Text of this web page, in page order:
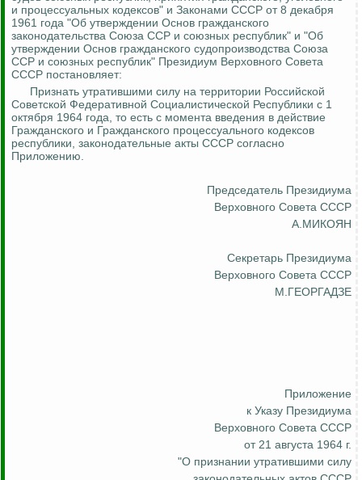
и процессуальных кодексов" и Законами СССР от 8 декабря
1961 года "Об утверждении Основ гражданского
законодательства Союза ССР и союзных республик" и "Об
утверждении Основ гражданского судопроизводства Союза
ССР и союзных республик" Президиум Верховного Совета
СССР постановляет:
Признать утратившими силу на территории Российской
Советской Федеративной Социалистической Республики с 1
октября 1964 года, то есть с момента введения в действие
Гражданского и Гражданского процессуального кодексов
республики, законодательные акты СССР согласно
Приложению.
Председатель Президиума
Верховного Совета СССР
А.МИКОЯН
Секретарь Президиума
Верховного Совета СССР
М.ГЕОРГАДЗЕ
Приложение
к Указу Президиума
Верховного Совета СССР
от 21 августа 1964 г.
"О признании утратившими силу